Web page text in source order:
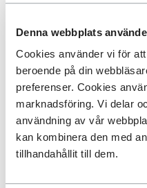
Denna webbplats
Cookies använder vi för
beroende på din
preferenser. Cookies
marknadsföring. Vi delar
användning av vår
kan kombinera den med
tillhandahållit till dem.
Tillbaka till menyn
Tillbaka till menyn
Tillbaka till menyn
Valt språk:Svenska
This page is not available in
(limited content)